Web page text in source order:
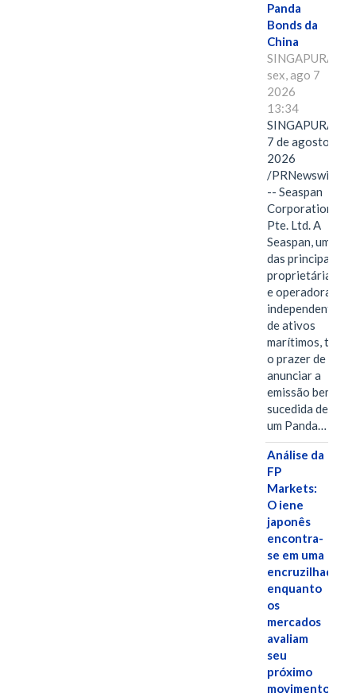
Panda
Bonds da
China
SINGAPURA,
sex, ago 7
2026
13:34
SINGAPURA,
7 de agosto de
2026
/PRNewswire/
-- Seaspan
Corporation
Pte. Ltd. A
Seaspan, uma
das principais
proprietárias
e operadoras
independentes
de ativos
marítimos, tem
o prazer de
anunciar a
emissão bem-
sucedida de
um Panda…
Análise da
FP
Markets:
O iene
japonês
encontra-
se em uma
encruzilhada
enquanto
os
mercados
avaliam
seu
próximo
movimento.